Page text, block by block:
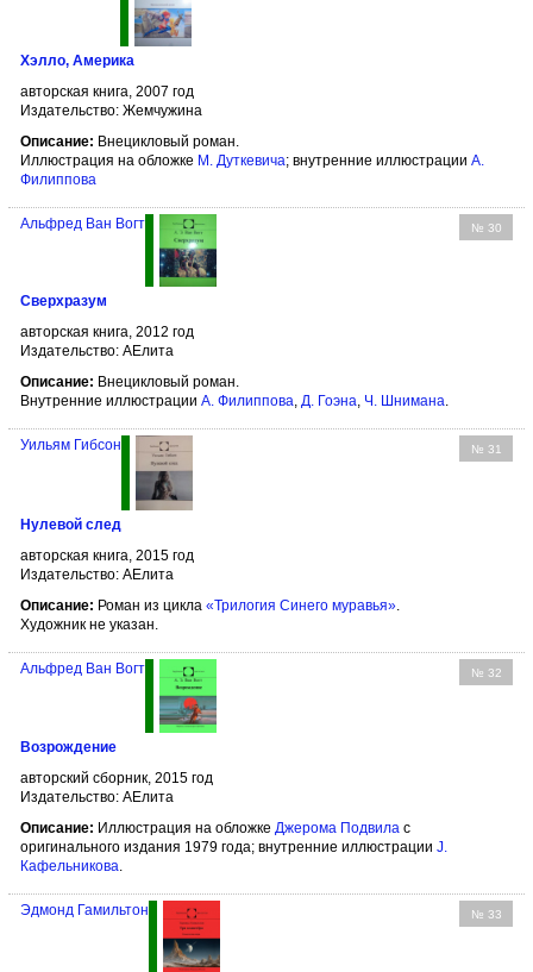
Хэлло, Америка
авторская книга, 2007 год
Издательство: Жемчужина
Описание: Внецикловый роман.
Иллюстрация на обложке М. Дуткевича; внутренние иллюстрации А.
Филипповa
№ 30
Альфред Ван Вогт
Сверхразум
авторская книга, 2012 год
Издательство: АЕлита
Описание: Внецикловый роман.
Внутренние иллюстрации А. Филипповa, Д. Гоэна, Ч. Шнимана.
№ 31
Уильям Гибсон
Нулевой след
авторская книга, 2015 год
Издательство: АЕлита
Описание: Роман из цикла «Трилогия Синего муравья»
Художник не указан.
№ 32
Альфред Ван Вогт
Возрождение
авторский сборник, 2015 год
Издательство: АЕлита
Описание: Иллюстрация на обложке Джерома Подвила с
оригинального издания 1979 года; внутренние иллюстрации J.
Кафельникова.
№ 33
Эдмонд Гамильтон